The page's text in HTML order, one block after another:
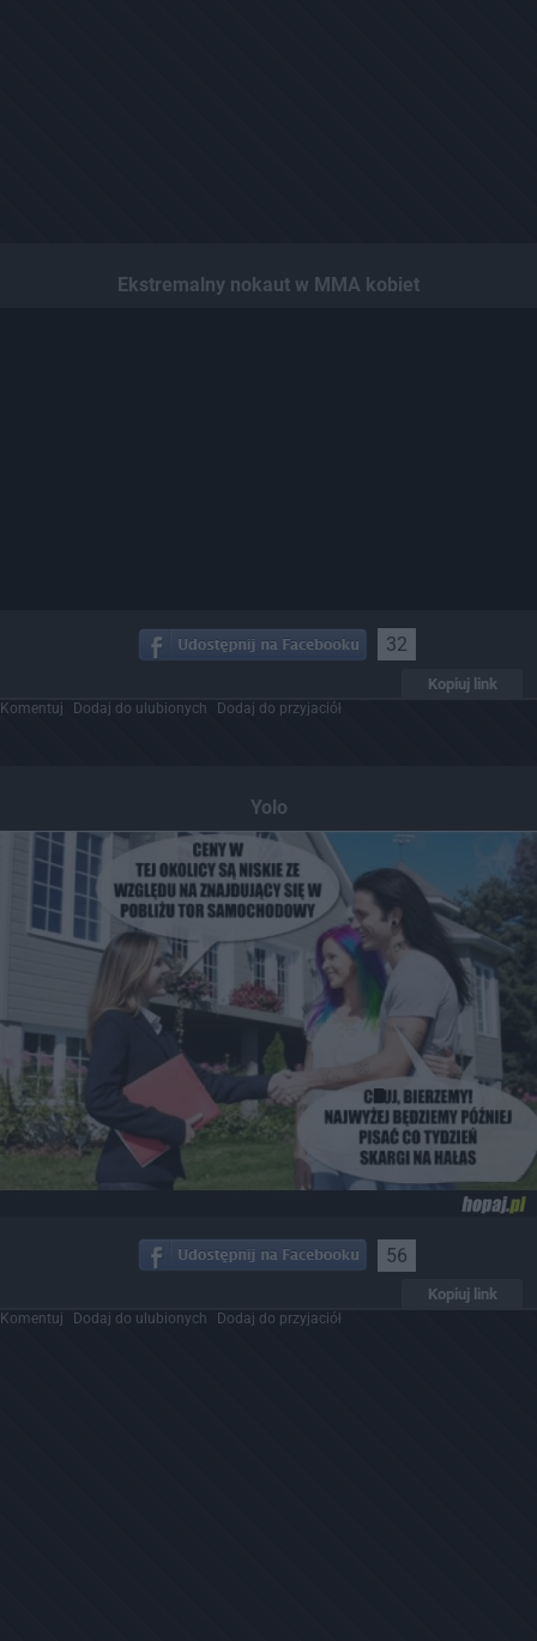
Ekstremalny nokaut w MMA kobiet
32
Kopiuj link
Komentuj Dodaj do ulubionych Dodaj do przyjaciół
Yolo
56
Kopiuj link
Komentuj Dodaj do ulubionych Dodaj do przyjaciół